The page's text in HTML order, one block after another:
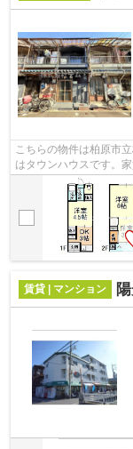
こちらの物件は柏原市
はタウンハウスです。
目テラスハウスの空室
賃貸 | マンション